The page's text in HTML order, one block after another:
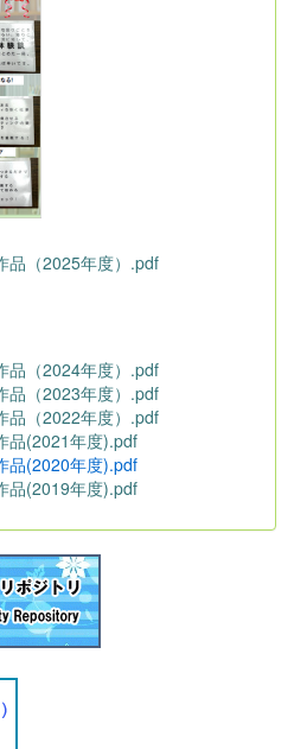
品（2025年度）.pdf
品（2024年度）.pdf
品（2023年度）.pdf
品（2022年度）.pdf
品(2021年度).pdf
品(2020年度).pdf
品(2019年度).pdf